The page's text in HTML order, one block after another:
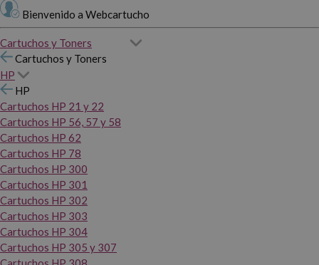
Bienvenido a Webcartucho
Cartuchos y Toners
Cartuchos y Toners
HP
HP
Cartuchos HP 21 y 22
Cartuchos HP 56, 57 y 58
Cartuchos HP 62
Cartuchos HP 78
Cartuchos HP 300
Cartuchos HP 301
Cartuchos HP 302
Cartuchos HP 303
Cartuchos HP 304
Cartuchos HP 305 y 307